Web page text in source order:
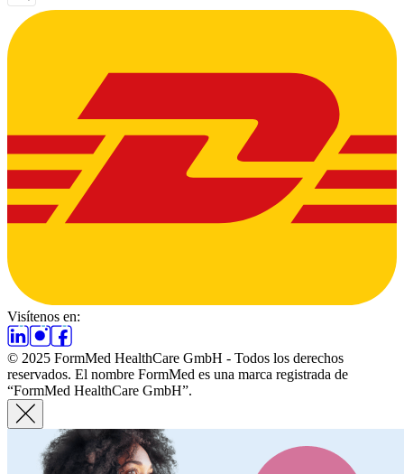
Visítenos en:
© 2025 FormMed HealthCare GmbH - Todos los derechos
reservados. El nombre FormMed es una marca registrada de
“FormMed HealthCare GmbH”.